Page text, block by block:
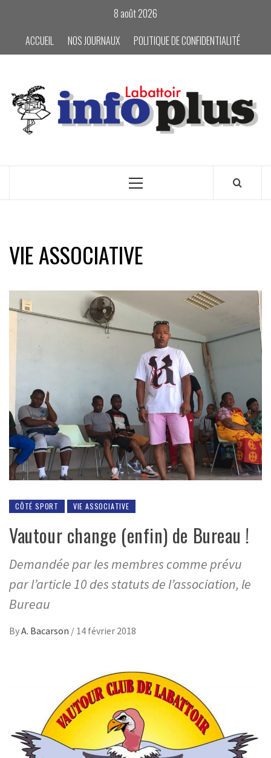
content
8 août 2026
ACCUEIL
NOS JOURNAUX POLITIQUE DE CONFIDENTIALITÉ
Primary
VIE ASSOCIATIVE
CÔTÉ SPORT VIE ASSOCIATIVE
Vautour change (enfin) de Bureau !
Demandée par les membres comme prévu
par l’article 10 des statuts de l’association, le
Bureau
ByA. Bacarson / 14 février 2018